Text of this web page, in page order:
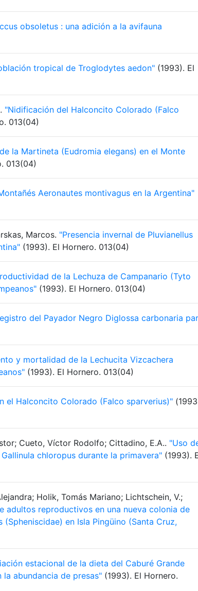
obsoletus : una adición a la avifauna
tropical de Troglodytes aedon" (1993). El
"Nidificación del Halconcito Colorado (Falco
013(04)
la Martineta (Eudromia elegans) en el Monte
013(04)
Aeronautes montivagus en la Argentina"
Marcos. "Presencia invernal de Pluvianellus
(1993). El Hornero. 013(04)
de la Lechuza de Campanario (Tyto
(1993). El Hornero. 013(04)
del Payador Negro Diglossa carbonaria
y mortalidad de la Lechucita Vizcachera
(1993). El Hornero. 013(04)
el Halconcito Colorado (Falco sparverius)"
Cueto, Víctor Rodolfo; Cittadino, E.A.. "Uso
chloropus durante la primavera" (1993).
Holik, Tomás Mariano; Lichtschein, V.;
adultos reproductivos en una nueva colonia de
en Isla Pingüino (Santa Cruz,
estacional de la dieta del Caburé Grande
la abundancia de presas" (1993). El Hornero.